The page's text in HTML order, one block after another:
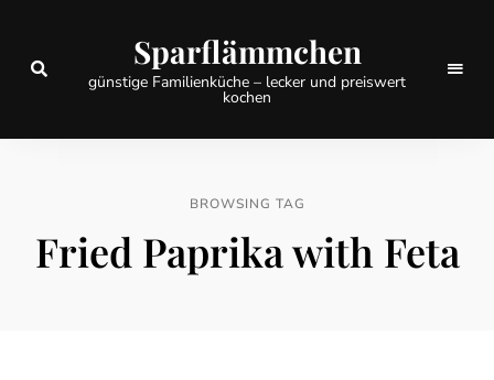
Sparflämmchen
günstige Familienküche – lecker und preiswert
kochen
BROWSING TAG
Fried Paprika with Feta